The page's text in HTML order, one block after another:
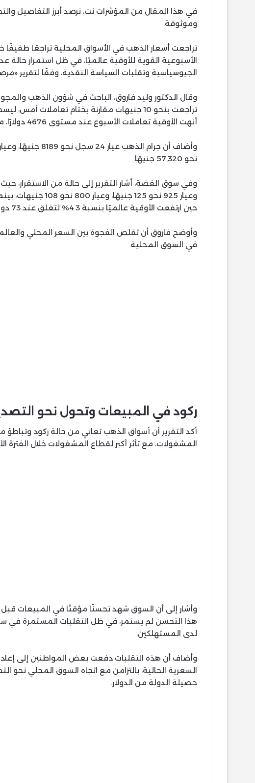
في هذا المقال من المؤشرات نت، نرصد أبرز التفاصيل
وموثوقة.
تراجعت أسعار الذهب في الأسواق المحلية تراجعًا طفيفًا
الأسبوعية القوية للأوقية عالميًا، في ظل استمرار حالة
الجيوسياسية وتقلبات السياسة النقدية، وفقًا لتقرير
وقال الدكتور وليد فاروق، الباحث في شؤون الذهب
أنهت الأوقية تعاملات الأسبوع عند مستوى 4676 دولارًا، محققة مكاسب أسبوعية بلغت 182 دولارًا.
نحو 57,320 جنيهًا.
حين ارتفعت الأوقية عالميًا بنسبة 4.3% لتغلق عند 73 دولارًا.
في السوق المحلية.
ركود في المبيعات وتحول نحو
أكد التقرير أن أسواق الذهب تعاني من حالة ركود
المشغولات، مع تأثر أكبر لقطاع المشغولات خلال الفترة
وأشار إلى أن السوق شهد تحسنًا مؤقتًا في المبيعات قبل
هذا التحسن لم يستمر، في ظل التقلبات المستمرة في سعر
لدى المستهلكين.
وأضاف أن هذه التقلبات دفعت بعض المواطنين إلى
السعرية الحالية، بالتزامن مع اتجاه السوق المحلي نحو
حصيلة الدولة من الدولار.